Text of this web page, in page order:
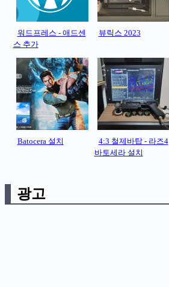
워드프레스 - 애드센
스 추가
뷰릭스 2023
Batocera 설치
4:3 철제바탑 - 라즈4
바토세라 설치
광고